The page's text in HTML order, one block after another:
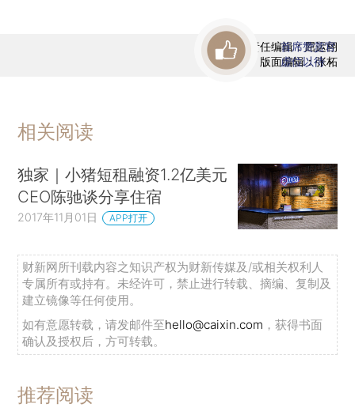
责任编辑：屈运栩
版面编辑：张柘
首席赞赏官
虚位以待
相关阅读
独家｜小猪短租融资1.2亿美元
CEO陈驰谈分享住宿
2017年11月01日 APP打开
财新网所刊载内容之知识产权为财新传媒及/或相关权利人
专属所有或持有。未经许可，禁止进行转载、摘编、复制及
建立镜像等任何使用。
如有意愿转载，请发邮件至hello@caixin.com ，获得书面
确认及授权后，方可转载。
推荐阅读